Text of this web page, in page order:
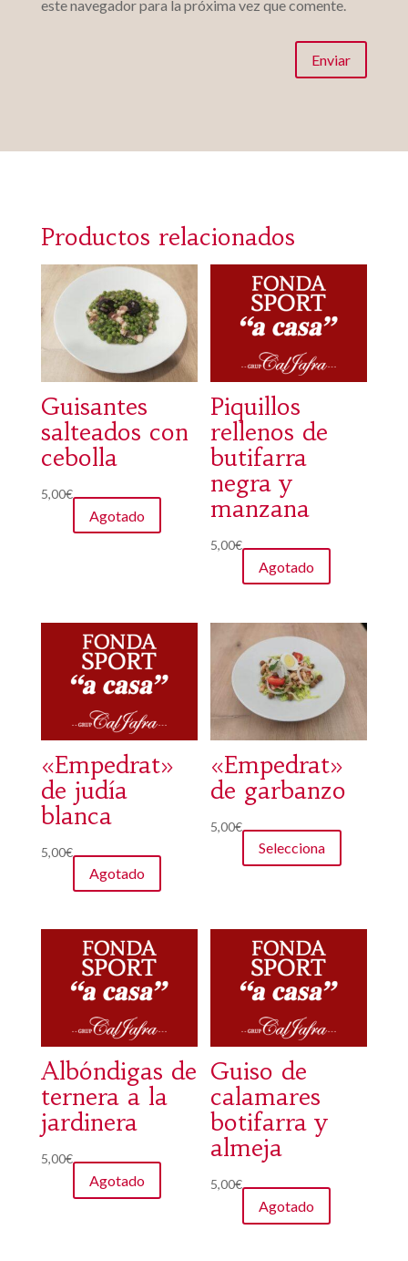
este navegador para la próxima vez que comente.
Enviar
Productos relacionados
Guisantes
salteados con
cebolla
5,00€
Agotado
Piquillos
rellenos de
butifarra
negra y
manzana
5,00€
Agotado
«Empedrat»
de judía
blanca
5,00€
Agotado
«Empedrat»
de garbanzo
5,00€
Selecciona
Albóndigas de
ternera a la
jardinera
5,00€
Agotado
Guiso de
calamares
botifarra y
almeja
5,00€
Agotado